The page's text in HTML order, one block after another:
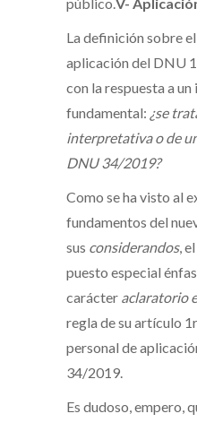
La definición sobre
aplicación del DNU
con la respuesta a
fundamental: ¿se
interpretativa o de
DNU 34/2019?
Como se ha visto al
fundamentos del
sus considerandos,
puesto especial
carácter aclaratorio
regla de su artículo
personal de
34/2019.
Es dudoso, empero,